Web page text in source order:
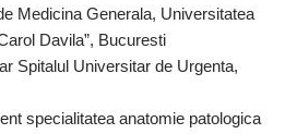
Medicina Generala, Universitatea
Davila”, Bucuresti
Spitalul Universitar de Urgenta,
specialitatea anatomie patologica